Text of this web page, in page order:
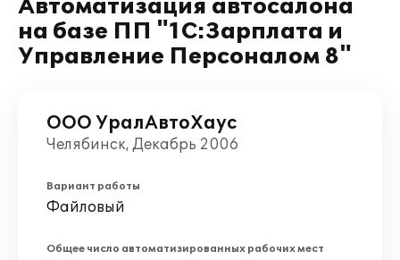
Автоматизация автосалона
на базе ПП "1С:Зарплата и
Управление Персоналом 8"
ООО УралАвтоХаус
Челябинск, Декабрь 2006
Вариант работы
Файловый
Общее число автоматизированных рабочих мест